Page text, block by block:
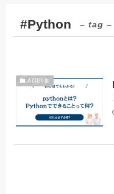
#Python – tag –
AI用語集